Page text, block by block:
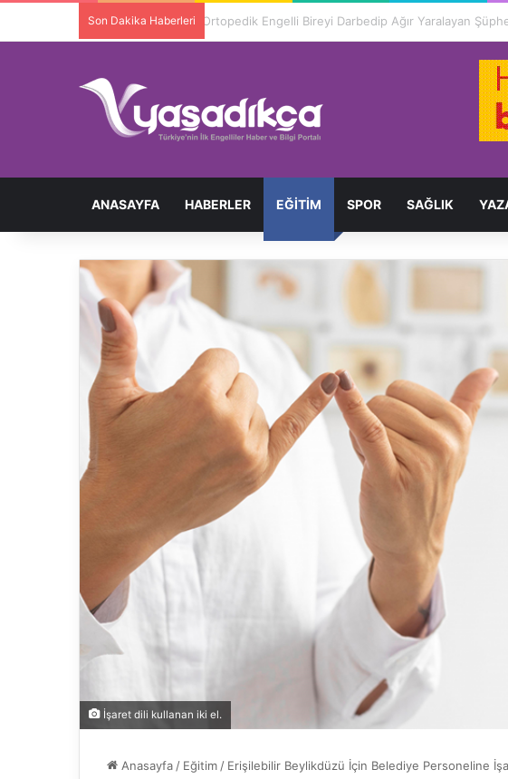
Son Dakika Haberleri Ortopedik Engelli Bireyi Darbedip Ağır Yaralayan
ANASAYFA HABERLER EĞITIM SPOR SAĞLIK
İşaret dili kullanan iki el.
Anasayfa/ Eğitim/ Erişilebilir Beylikdüzü İçin Belediye Personeline